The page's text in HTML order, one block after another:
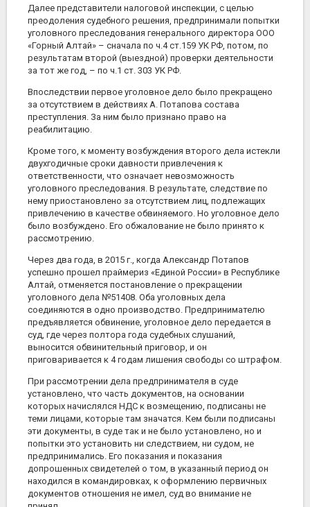
Далее представители налоговой инспекции, с целью
преодоления судебного решения, предпринимали попытки
уголовного преследования генерального директора ООО
«Горный Алтай» – сначала по ч.4 ст.159 УК РФ, потом, по
результатам второй (выездной) проверки деятельности
за тот же год, – по ч.1 ст. 303 УК РФ.
Впоследствии первое уголовное дело было прекращено
за отсутствием в действиях А. Потапова состава
преступления. За ним было признано право на
реабилитацию.
Кроме того, к моменту возбуждения второго дела истекли
двухгодичные сроки давности привлечения к
ответственности, что означает невозможность
уголовного преследования. В результате, следствие по
нему приостановлено за отсутствием лиц, подлежащих
привлечению в качестве обвиняемого. Но уголовное дело
было возбуждено. Его обжалование не было принято к
рассмотрению.
Через два года, в 2015 г., когда Александр Потапов
успешно прошел праймериз «Единой России» в Республике
Алтай, отменяется постановление о прекращении
уголовного дела №51408. Оба уголовных дела
соединяются в одно производство. Предпринимателю
предъявляется обвинение, уголовное дело передается в
суд, где через полтора года судебных слушаний,
выносится обвинительный приговор, и он
приговаривается к 4 годам лишения свободы со штрафом.
При рассмотрении дела предпринимателя в суде
установлено, что часть документов, на основании
которых начислялся НДС к возмещению, подписаны не
теми лицами, которые там значатся. Кем были подписаны
эти документы, в суде так и не было установлено, но и
попытки это установить ни следствием, ни судом, не
предпринимались. Его показания и показания
допрошенных свидетелей о том, в указанный период он
находился в командировках, к оформлению первичных
документов отношения не имел, суд во внимание не